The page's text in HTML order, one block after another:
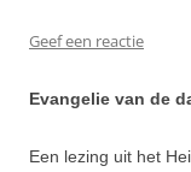
Geef een reactie
Evangelie van de
Een lezing uit het